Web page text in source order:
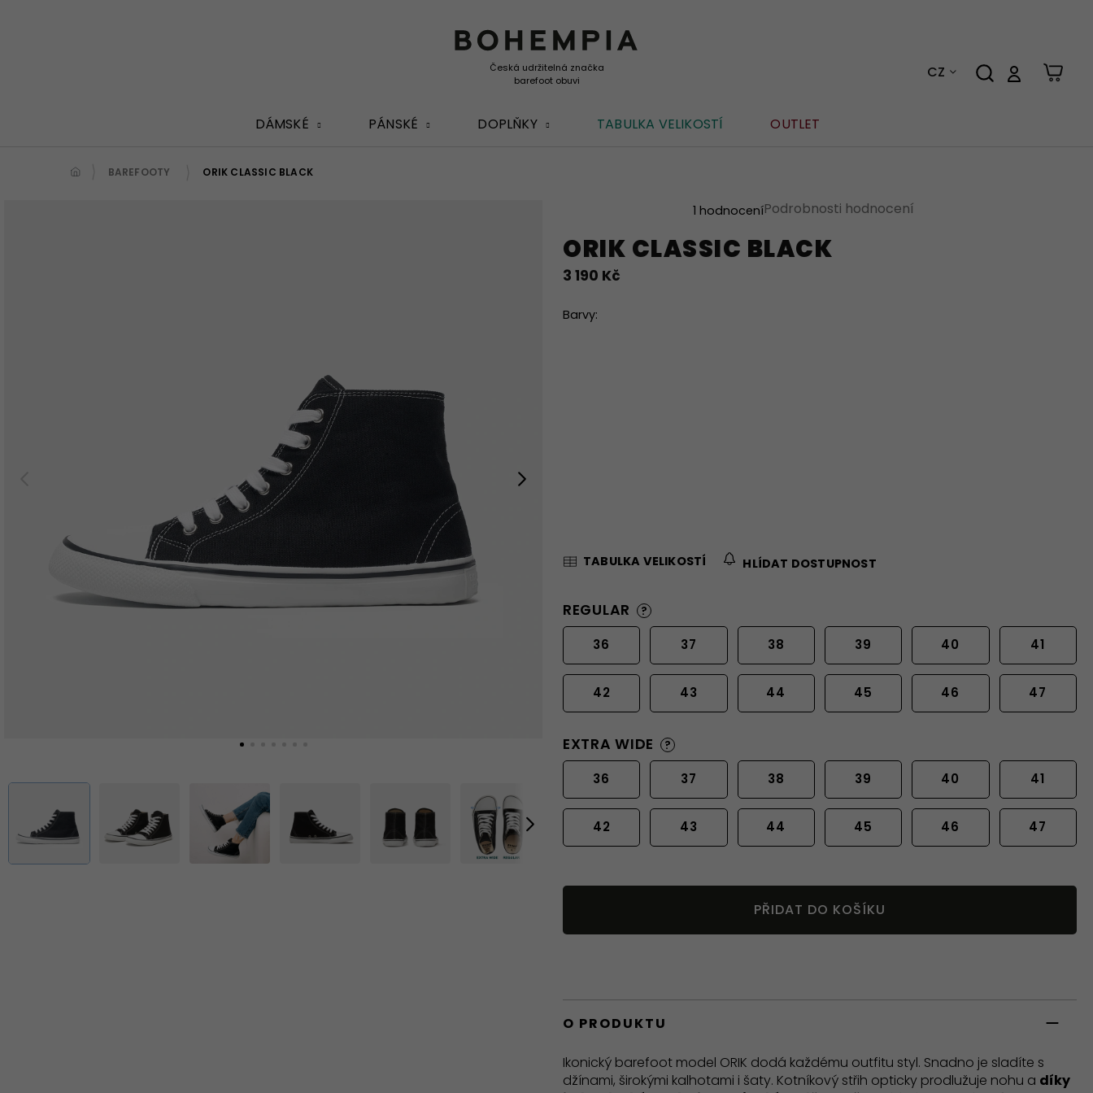
CZ
DÁMSKÉ PÁNSKÉ DOPLŇKY TABULKA VELIKOSTÍ OUTLET
BAREFOOTY ORIK CLASSIC BLACK
Next
ORIK CLASSIC BLACK
produktu
je
5,0
5
1 hodnoceníPodrobnosti hodnocení
3 190 Kč
Barvy:
TABULKA VELIKOSTÍ HLÍDAT DOSTUPNOST
REGULAR ?
36 37 38 39 40 41
42 43 44 45 46 47
EXTRA WIDE ?
36 37 38 39 40 41
42 43 44 45 46 47
PŘIDAT DO KOŠÍKU
O PRODUKTU
Ikonický barefoot model ORIK dodá každému outfitu styl. Snadno je sladíte s
džínami, širokými kalhotami i šaty. Kotníkový střih opticky prodlužuje nohu a díky